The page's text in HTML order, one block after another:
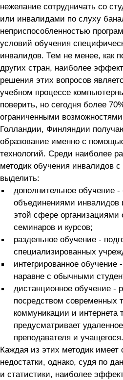
нежелание сотрудничать со
или инвалидами по слуху
неприспособленностью
условий обучения
инвалидов. Тем не менее, как
других стран, наиболее
решения этих вопросов
учебном процессе
поверить, но сегодня более
ограниченными
Голландии, Финляндии
образование именно с
технологий. Среди наиболее
методик обучения инвалидов
выделить:
дополнительное обучение -
объединениями
этой сфере
семинаров и курсов;
раздельное обучение -
специализированных
интегрированное
наравне с обычными
дистанционное обучение -
посредством современных
коммуникации и интернета
предусматривает
преподавателя и учащегося.
Каждая из этих методик
недостатки, однако, судя по
и статистики, наиболее